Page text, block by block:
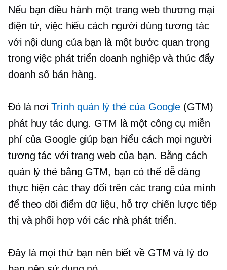
Nếu bạn điều hành một trang web thương mại
điện tử, việc hiểu cách người dùng tương tác
với nội dung của bạn là một bước quan trọng
trong việc phát triển doanh nghiệp và thúc đẩy
doanh số bán hàng.
Đó là nơiTrình quản lý thẻ của Google (GTM)
phát huy tác dụng. GTM là một công cụ miễn
phí của Google giúp bạn hiểu cách mọi người
tương tác với trang web của bạn. Bằng cách
quản lý thẻ bằng GTM, bạn có thể dễ dàng
thực hiện các thay đổi trên các trang của mình
để theo dõi điểm dữ liệu, hỗ trợ chiến lược tiếp
thị và phối hợp với các nhà phát triển.
Đây là mọi thứ bạn nên biết về GTM và lý do